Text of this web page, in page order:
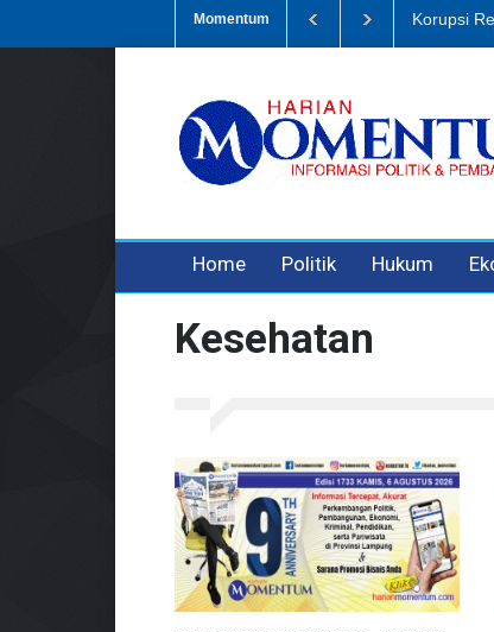
Momentum Korupsi Retribusi
Home Politik Hukum
Kesehatan